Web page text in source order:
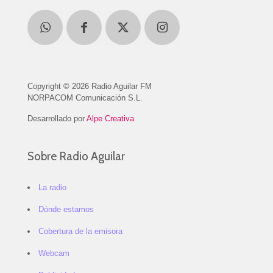
Copyright © 2026 Radio Aguilar FM
NORPACOM Comunicación S.L.
Desarrollado por Alpe Creativa
Sobre Radio Aguilar
La radio
Dónde estamos
Cobertura de la emisora
Webcam